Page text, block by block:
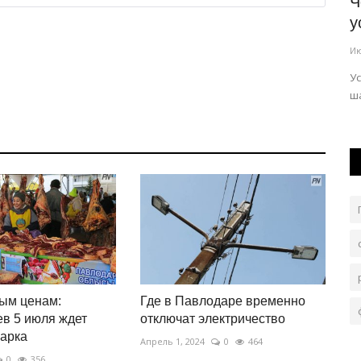
ценам:
5 июля ждет
Где в Павлодаре временно
отключат электричество
Апрель 1, 2024 0 464